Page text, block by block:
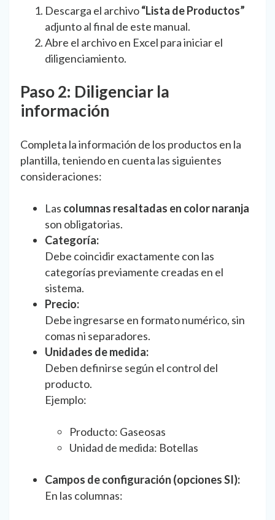
Descarga el archivo“Lista de Productos”
adjunto al final de este manual.
Abre el archivo en Excel para iniciar el
diligenciamiento.
Paso 2: Diligenciar la
información
Completa la información de los productos en la
plantilla, teniendo en cuenta las siguientes
consideraciones:
Las columnas resaltadas en color naranja
son obligatorias.
Categoría:
Debe coincidir exactamente con las
categorías previamente creadas en el
sistema.
Precio:
Debe ingresarse en formato numérico, sin
comas ni separadores.
Unidades de medida:
Deben definirse según el control del
producto.
Ejemplo:
Producto: Gaseosas
Unidad de medida: Botellas
Campos de configuración (opciones SI):
En las columnas: